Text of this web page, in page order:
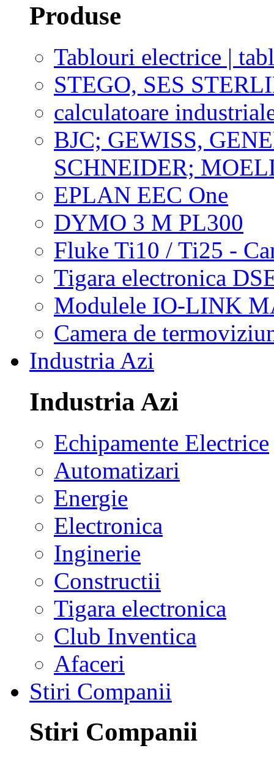
Produse
Tablouri electrice |
STEGO, SES
calculatoare
BJC; GEWISS,
SCHNEIDER;
EPLAN EEC One
DYMO 3 M PL300
Fluke Ti10 / Ti25 -
Tigara electronica
Modulele IO-LINK
Camera de
Industria Azi
Industria Azi
Echipamente Electrice
Automatizari
Energie
Electronica
Inginerie
Constructii
Tigara electronica
Club Inventica
Afaceri
Stiri Companii
Stiri Companii